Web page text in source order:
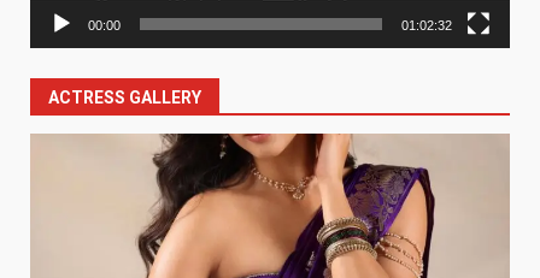
00:00 01:02:32
ACTRESS GALLERY